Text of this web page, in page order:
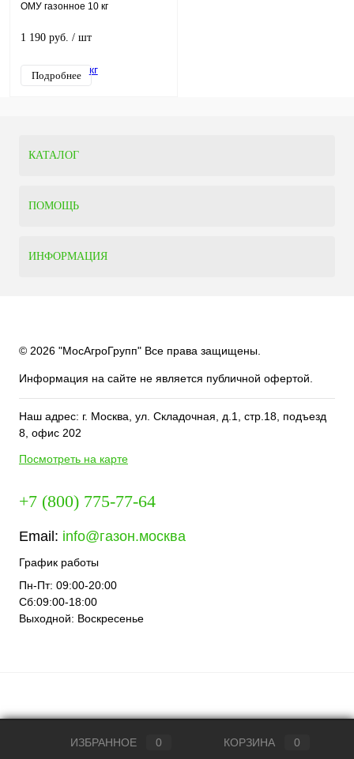
ОМУ газонное 10 кг
1 190 руб. / шт
Подробнее
КАТАЛОГ
ПОМОЩЬ
ИНФОРМАЦИЯ
© 2026 "МосАгроГрупп" Все права защищены.
Информация на сайте не является публичной офертой.
Наш адрес: г. Москва , ул. Складочная, д.1, стр.18 , подъезд
8, офис 202
Посмотреть на карте
+7 (800) 775-77-64
Email: info@газон.москва
График работы
Пн-Пт: 09:00-20:00
Сб:09:00-18:00
Выходной: Воскресенье
ИЗБРАННОЕ 0 КОРЗИНА 0